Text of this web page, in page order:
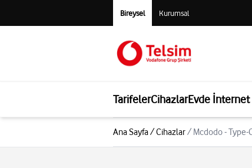
Bireysel Kurumsal
TarifelerCihazlarEvde İnternet
Ana Sayfa/Cihazlar/ Mcdodo -